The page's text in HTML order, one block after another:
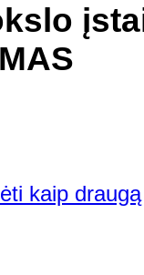
kaip draugą